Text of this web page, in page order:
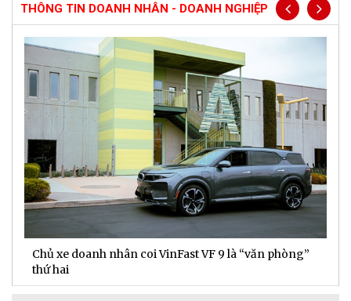
THÔNG TIN DOANH NHÂN - DOANH NGHIỆP
Chủ xe doanh nhân coi VinFast VF 9 là “văn phòng”
thứ hai